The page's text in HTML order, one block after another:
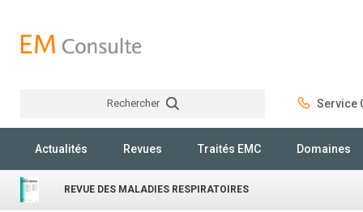
Rechercher Service
Actualités Revues Traités EMC Domaines
REVUE DES MALADIES RESPIRATOIRES